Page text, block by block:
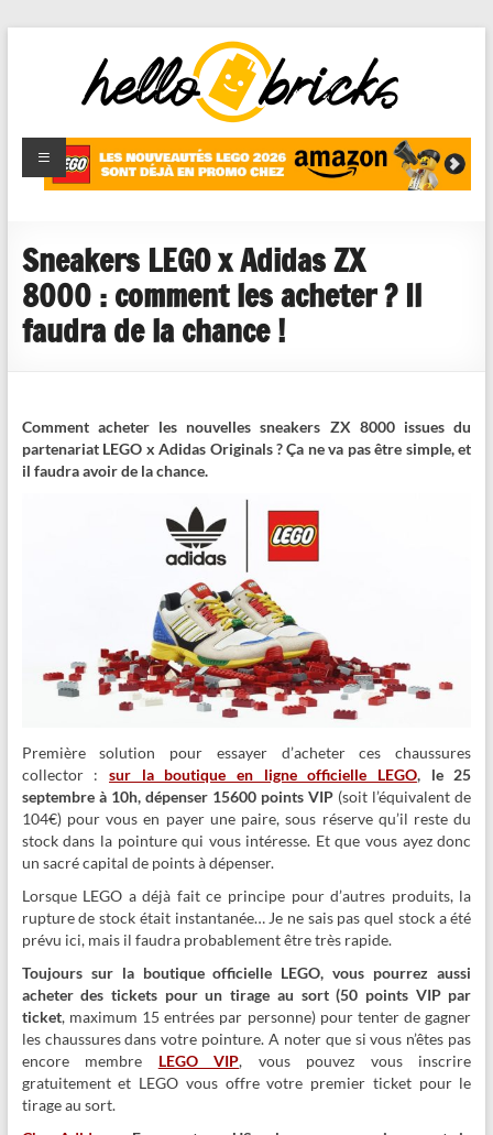
HelloBricks
Blog LEGO,
nouveaut�s
reviews
Sneakers LEGO x Adidas ZX
8000 : comment les acheter ? Il
faudra de la chance !
Comment acheter les nouvelles sneakers ZX 8000 issues du
partenariat LEGO x Adidas Originals ? Ça ne va pas être simple, et
il faudra avoir de la chance.
Première solution pour essayer d’acheter ces chaussures
collector :sur la boutique en ligne officielle LEGO, le 25
septembre à 10h, dépenser 15600 points VIP (soit l’équivalent de
104€) pour vous en payer une paire, sous réserve qu’il reste du
stock dans la pointure qui vous intéresse. Et que vous ayez donc
un sacré capital de points à dépenser.
Lorsque LEGO a déjà fait ce principe pour d’autres produits, la
rupture de stock était instantanée… Je ne sais pas quel stock a été
prévu ici, mais il faudra probablement être très rapide.
Toujours sur la boutique officielle LEGO, vous pourrez aussi
acheter des tickets pour un tirage au sort (50 points VIP par
ticket, maximum 15 entrées par personne) pour tenter de gagner
les chaussures dans votre pointure. A noter que si vous n’êtes pas
encore membre LEGO VIP, vous pouvez vous inscrire
gratuitement et LEGO vous offre votre premier ticket pour le
tirage au sort.